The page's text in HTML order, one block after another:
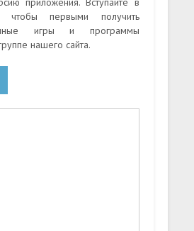
чтобы первыми получить
игры и программы
нашего сайта.